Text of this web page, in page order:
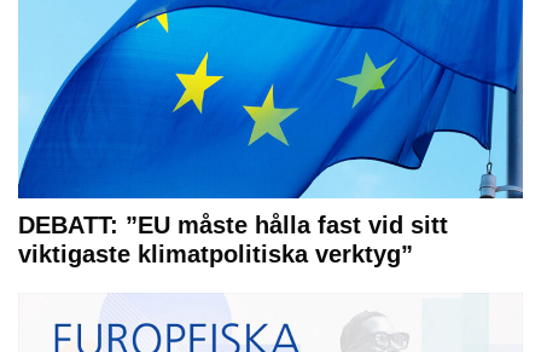
DEBATT: ”EU måste hålla fast vid sitt
viktigaste klimatpolitiska verktyg”